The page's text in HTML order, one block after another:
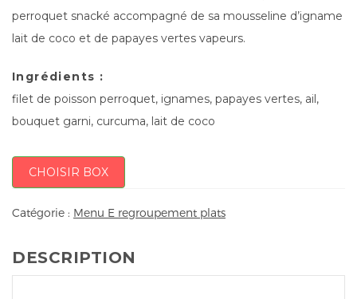
perroquet snacké accompagné de sa mousseline d’igname
lait de coco et de papayes vertes vapeurs.
Ingrédients :
filet de poisson perroquet, ignames, papayes vertes, ail,
bouquet garni, curcuma, lait de coco
CHOISIR BOX
Catégorie : Menu E regroupement plats
DESCRIPTION